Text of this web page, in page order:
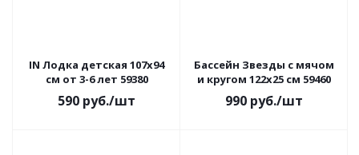
IN Лодка детская 107х94
см от 3-6 лет 59380
590 руб./шт
Бассейн Звезды с мячом
и кругом 122х25 см 59460
990 руб./шт